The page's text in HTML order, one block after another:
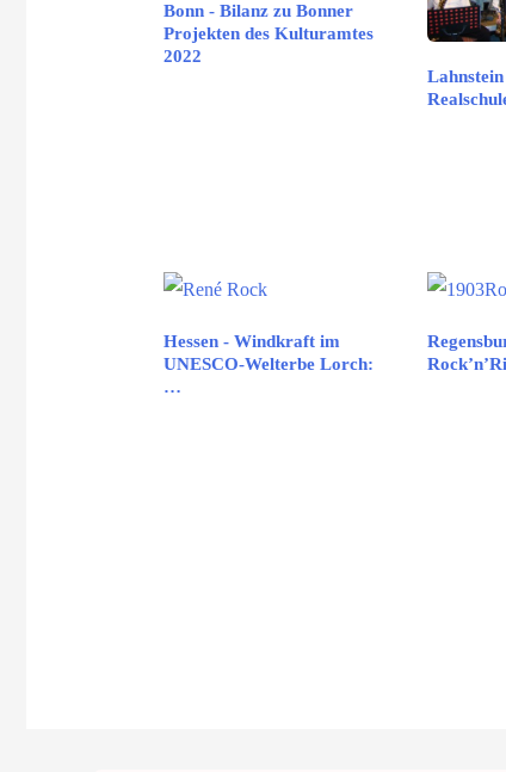
Bonn - Bilanz zu Bonner
Projekten des Kulturamtes
2022
Hessen - Windkraft im
UNESCO-Welterbe Lorch:
…